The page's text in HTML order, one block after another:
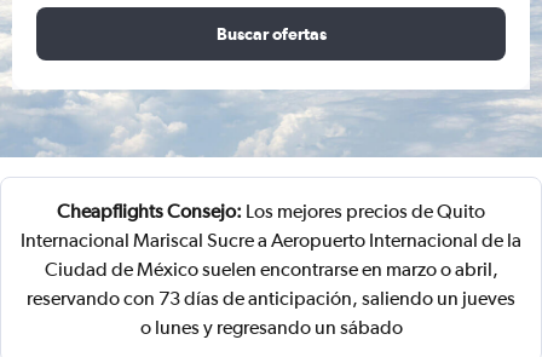
Buscar ofertas
Cheapflights Consejo: Los mejores precios de Quito
Internacional Mariscal Sucre a Aeropuerto Internacional de la
Ciudad de México suelen encontrarse en marzo o abril,
reservando con 73 días de anticipación, saliendo un jueves
o lunes y regresando un sábado